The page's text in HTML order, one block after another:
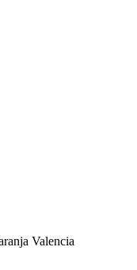
Valencia